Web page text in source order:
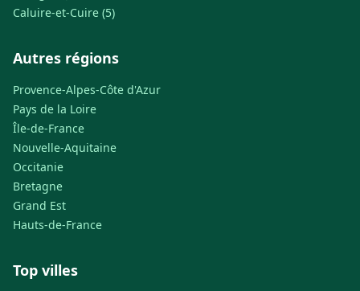
Caluire-et-Cuire (5)
Autres régions
Provence-Alpes-Côte d'Azur
Pays de la Loire
Île-de-France
Nouvelle-Aquitaine
Occitanie
Bretagne
Grand Est
Hauts-de-France
Top villes